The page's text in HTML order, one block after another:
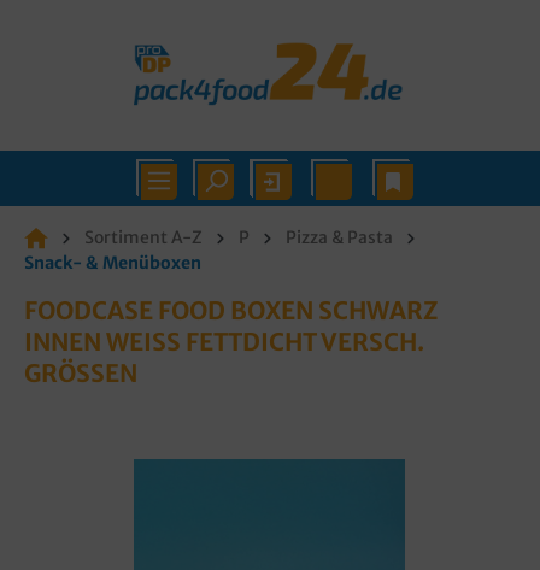
Sortiment A-Z P
Pizza & Pasta
Snack- & Menüboxen
FOODCASE FOOD BOXEN SCHWARZ
INNEN WEISS FETTDICHT VERSCH. G
RÖSSEN